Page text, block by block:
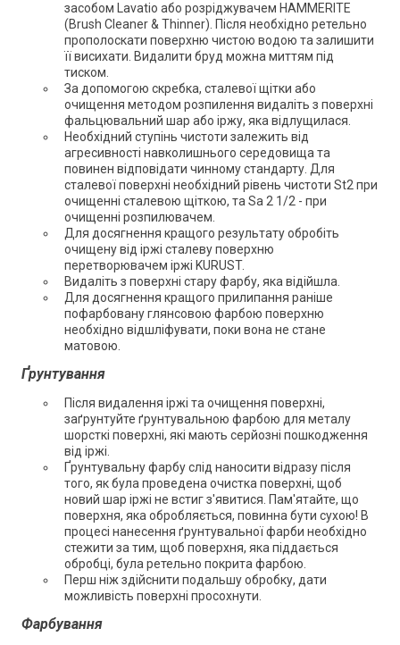
засобом Lavatio або розріджувачем HAMMERITE
(Brush Cleaner & Thinner). Після необхідно ретельно
прополоскати поверхню чистою водою та залишити
її висихати. Видалити бруд можна миттям під
тиском.
За допомогою скребка, сталевої щітки або
очищення методом розпилення видаліть з поверхні
фальцювальний шар або іржу, яка відлущилася.
Необхідний ступінь чистоти залежить від
агресивності навколишнього середовища та
повинен відповідати чинному стандарту. Для
сталевої поверхні необхідний рівень чистоти St2 при
очищенні сталевою щіткою, та Sa 2 1/2 - при
очищенні розпилювачем.
Для досягнення кращого результату обробіть
очищену від іржі сталеву поверхню
перетворювачем іржі KURUST.
Видаліть з поверхні стару фарбу, яка відійшла.
Для досягнення кращого прилипання раніше
пофарбовану ​​глянсовою фарбою поверхню
необхідно відшліфувати, поки вона не стане
матовою.
Ґрунтування
Після видалення іржі та очищення поверхні,
заґрунтуйте ґрунтувальною фарбою для металу
шорсткі поверхні, які мають серйозні пошкодження
від іржі.
Ґрунтувальну фарбу слід наносити відразу після
того, як була проведена очистка поверхні, щоб
новий шар іржі не встиг з'явитися. Пам'ятайте, що
поверхня, яка обробляється, повинна бути сухою! В
процесі нанесення ґрунтувальної фарби необхідно
стежити за тим, щоб поверхня, яка піддається
обробці, була ретельно покрита фарбою.
Перш ніж здійснити подальшу обробку, дати
можливість поверхні просохнути.
Фарбування